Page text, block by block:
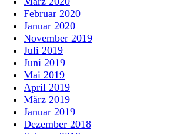
Februar 2020
Januar 2020
November 2019
Juli 2019
Juni 2019
Mai 2019
April 2019
März 2019
Januar 2019
Dezember 2018